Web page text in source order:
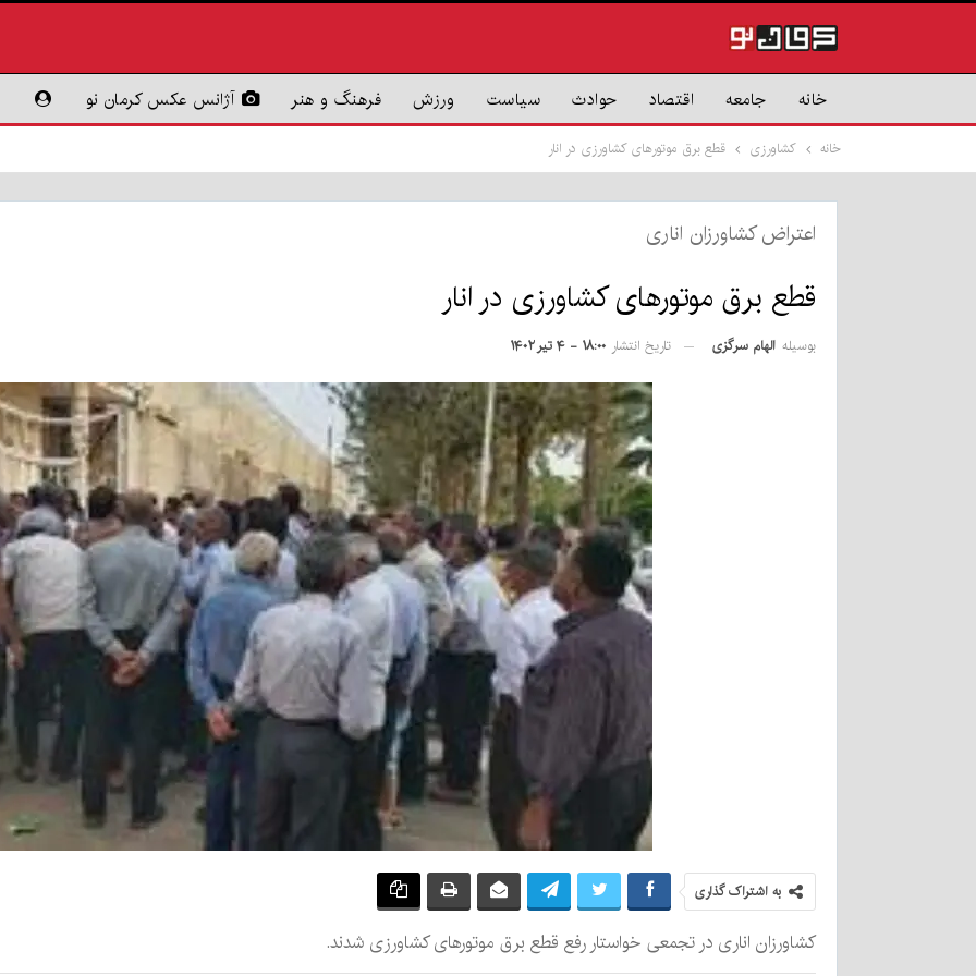
خانه جامعه اقتصاد حوادث سیاست ورزش فرهنگ و هنر آژانس عکس کرمان نو
خانه کشاورزی قطع برق موتور‌های کشاورزی در انار
اعتراض کشاورزان اناری
قطع برق موتور‌های کشاورزی در انار
بوسیله الهام سرگزی تاریخ انتشار ۱۸:۰۰ - ۴ تیر ۱۴۰۲
به اشتراک گذاری
کشاورزان اناری در تجمعی خواستار رفع قطع برق موتور‌های کشاورزی شدند.